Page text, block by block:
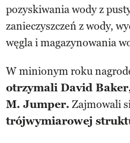
pozyskiwania wody z
zanieczyszczeń z wody,
węgla i magazynowania
W minionym roku
otrzymali David
M. Jumper. Zajmowali
trójwymiarowej